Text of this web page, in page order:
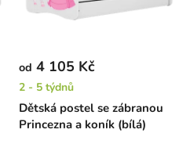
Dětská postel se zábranou
Princezna a koník (bílá)
od 4 105 Kč
2 - 5 týdnů